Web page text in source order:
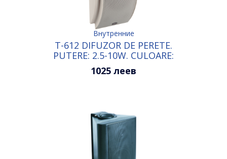
Внутренние
T-612 DIFUZOR DE PERETE.
PUTERE: 2.5-10W. CULOARE:
ALB+GRI
1025 леев